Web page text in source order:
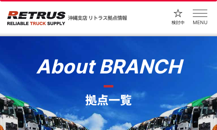
沖縄支店 リトラス拠点情報
検討中 MENU
About BRANCH
拠点一覧